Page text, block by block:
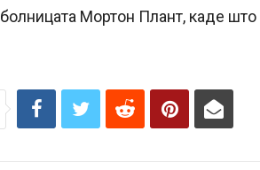
Мортон Плант, каде